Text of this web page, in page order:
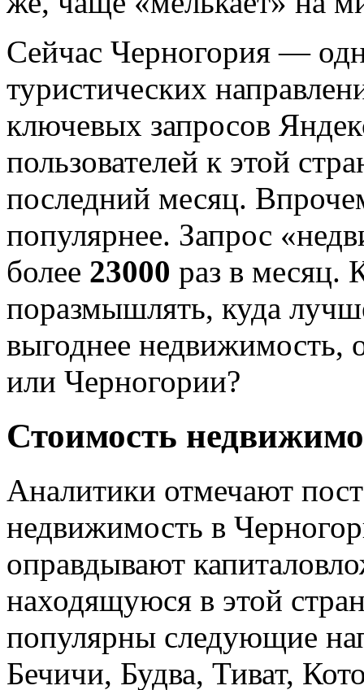
Сейчас Черногория —
туристических
ключевых запросов
пользователей к этой
последний месяц.
популярнее. Запрос
более 23000 раз в месяц.
поразмышлять, куда
выгоднее
или Черногории?
Стоимость
Аналитики отмечают
недвижимость в
оправдывают
находящуюся в этой
популярны следующие
Бечичи, Будва, Тиват,